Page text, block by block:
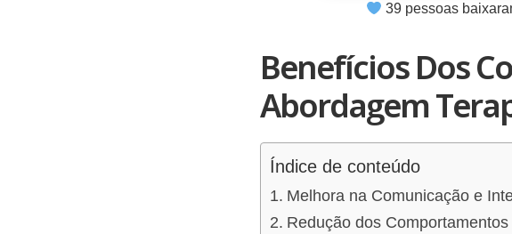
39pessoas
Benefícios Dos
Abordagem
Índice de conteúdo
Melhora na Comunicação e
Redução dos